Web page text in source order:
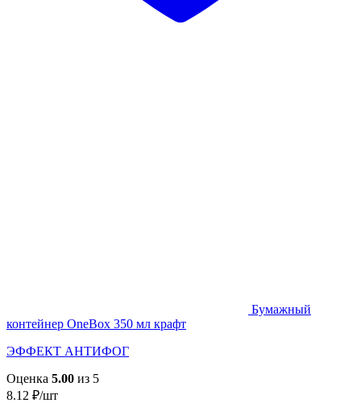
Бумажный
контейнер OneBox 350 мл крафт
ЭФФЕКТ АНТИФОГ
Оценка 5.00 из 5
8.12 ₽/шт